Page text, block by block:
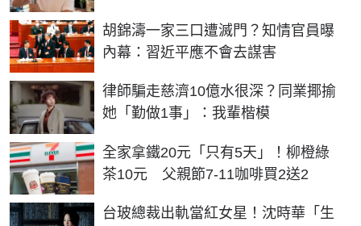
胡錦濤一家三口遭滅門？知情官員曝
內幕：習近平應不會去謀害
律師騙走慈濟10億水很深？同業揶揄
她「勤做1事」：我輩楷模
全家拿鐵20元「只有5天」！柳橙綠
茶10元 父親節7-11咖啡買2送2
台玻總裁出軌當紅女星！沈時華「生